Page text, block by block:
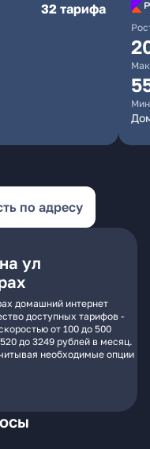
32 тарифа
по адресу
ул
домашний интернет
доступных тарифов -
от 100 до 500
до 3249 рублей в месяц.
необходимые опции